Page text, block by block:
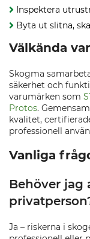
Inspektera
Byta ut slitna,
Välkända
Skogma
säkerhet och
varumärken som
Protos.
kvalitet,
professionell
Vanliga
Behöver jag
Ja – riskerna i